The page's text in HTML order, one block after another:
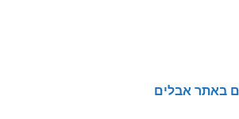
באתר אבלים